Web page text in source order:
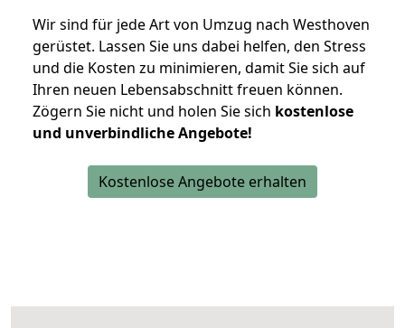
Wir sind für jede Art von Umzug nach Westhoven
gerüstet. Lassen Sie uns dabei helfen, den Stress
und die Kosten zu minimieren, damit Sie sich auf
Ihren neuen Lebensabschnitt freuen können.
Zögern Sie nicht und holen Sie sich kostenlose
und unverbindliche Angebote!
Kostenlose Angebote erhalten